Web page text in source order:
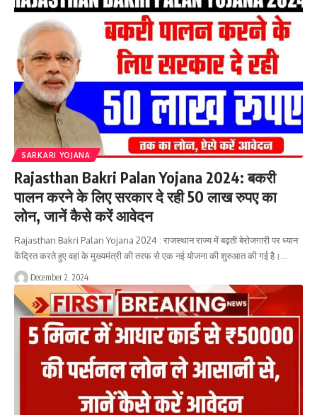
SARKARI YOJANA
Rajasthan Bakri Palan Yojana 2024: बकरी
पालन करने के लिए सरकार दे रही 50 लाख रुपए का
लोन, जानें कैसे करें आवेदन
Rajasthan Bakri Palan Yojana 2024 : राजस्थान राज्य में बढ़ती बेरोजगारी पर ध्यान
केंद्रित करते हुए वहां के मुख्यमंत्री की तरफ से एक नई योजना की शुरुआत की गई है।…
December 2, 2024